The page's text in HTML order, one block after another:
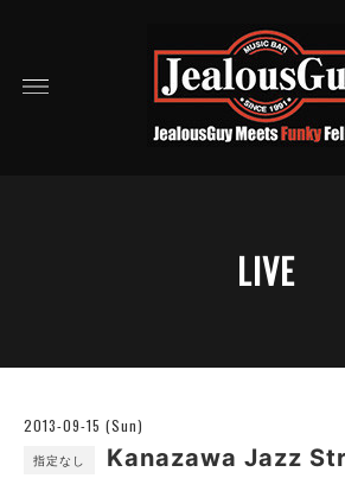
LIVE
2013-09-15 (Sun)
指定なし Kanazawa Jazz